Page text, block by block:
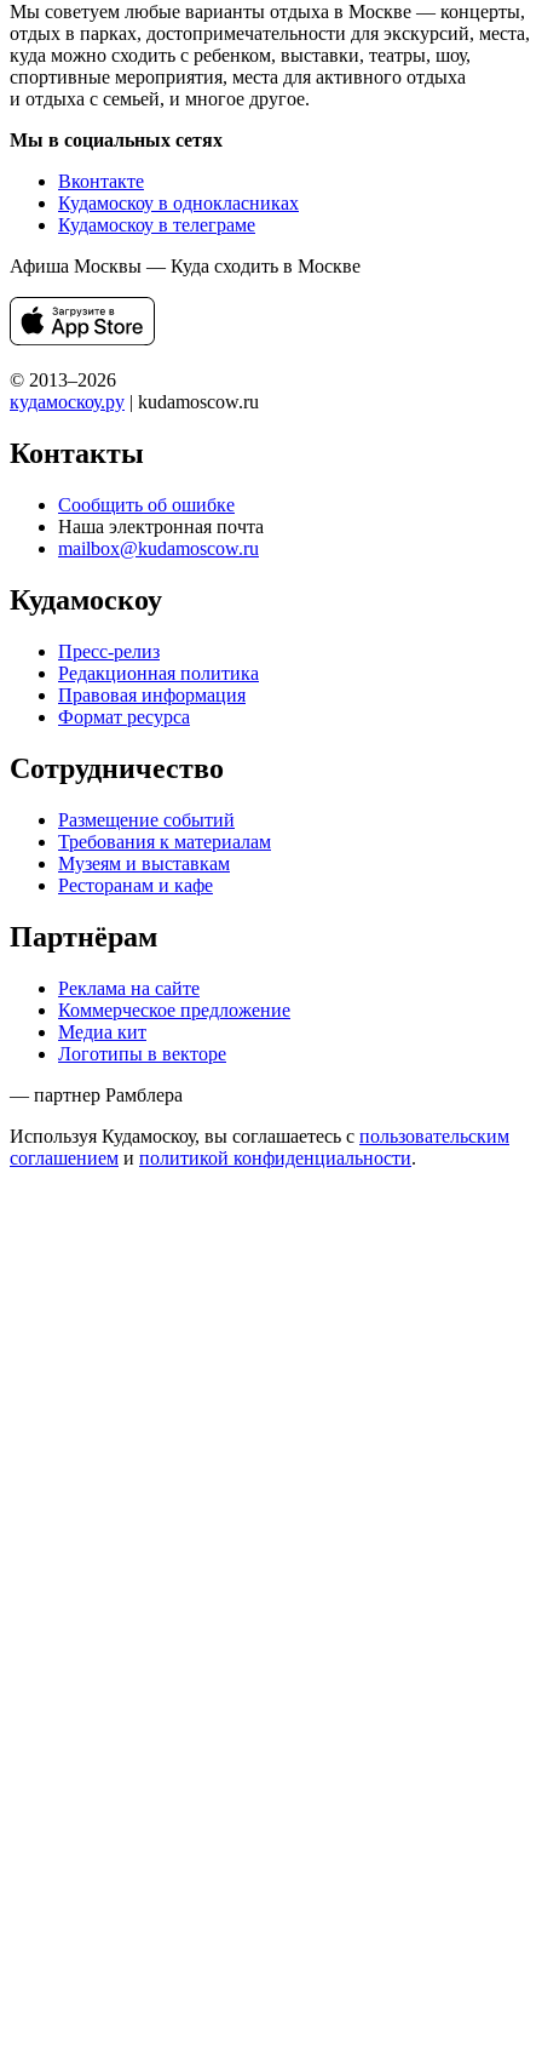
Мы советуем любые варианты отдыха в Москве — концерты,
отдых в парках, достопримечательности для экскурсий, места,
куда можно сходить с ребенком, выставки, театры, шоу,
спортивные мероприятия, места для активного отдыха
и отдыха с семьей, и многое другое.
Мы в социальных сетях
Вконтакте
Кудамоскоу в однокласниках
Кудамоскоу в телеграме
Афиша Москвы — Куда сходить в Москве
© 2013–2026
кудамоскоу.ру | kudamoscow.ru
Контакты
Сообщить об ошибке
Наша электронная почта
mailbox@kudamoscow.ru
Кудамоскоу
Пресс-релиз
Редакционная политика
Правовая информация
Формат ресурса
Сотрудничество
Размещение событий
Требования к материалам
Музеям и выставкам
Ресторанам и кафе
Партнёрам
Реклама на сайте
Коммерческое предложение
Медиа кит
Логотипы в векторе
— партнер Рамблера
Используя Кудамоскоу, вы соглашаетесь с пользовательским
соглашением и политикой конфиденциальности.